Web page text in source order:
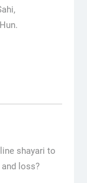
shayari to
loss?